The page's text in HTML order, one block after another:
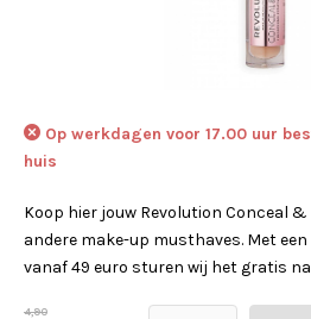
Op werkdagen voor 17.00 uur
huis
Koop hier jouw Revolution Conceal &
andere make-up musthaves. Met
vanaf 49 euro sturen wij het gratis
4,90